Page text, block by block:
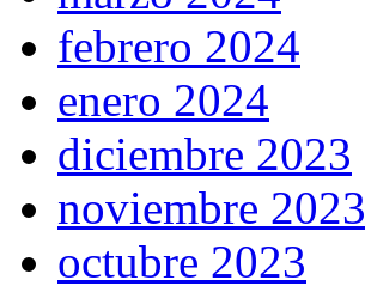
febrero 2024
enero 2024
diciembre 2023
noviembre 2023
octubre 2023